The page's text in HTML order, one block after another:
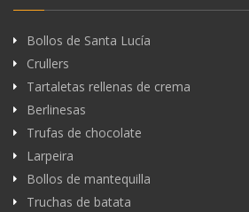
Bollos de Santa Lucía
Crullers
Tartaletas rellenas de crema
Berlinesas
Trufas de chocolate
Larpeira
Bollos de mantequilla
Truchas de batata